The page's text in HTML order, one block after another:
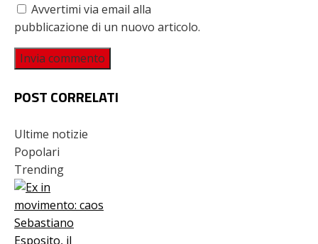
Avvertimi via email alla
pubblicazione di un nuovo articolo.
POST CORRELATI
Ultime notizie
Popolari
Trending